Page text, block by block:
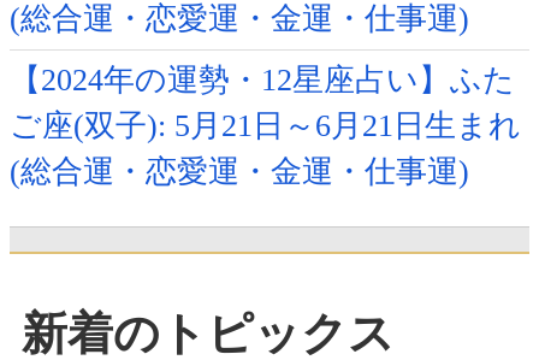
(総合運・恋愛運・金運・仕事運)
【2024年の運勢・12星座占い】ふた
ご座(双子): 5月21日～6月21日生まれ
(総合運・恋愛運・金運・仕事運)
新着のトピックス